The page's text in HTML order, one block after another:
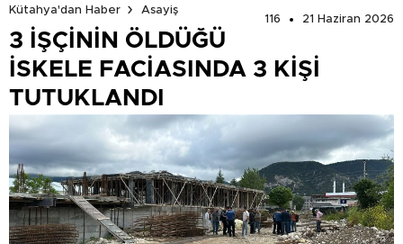
Kütahya'dan Haber
Asayiş
116
21 Haziran 2026
3 İŞÇİNİN ÖLDÜĞÜ
İSKELE FACİASINDA 3 KİŞİ
TUTUKLANDI